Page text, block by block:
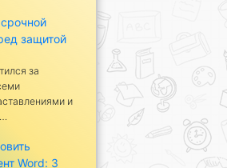
защитой
за
и
Word: 3